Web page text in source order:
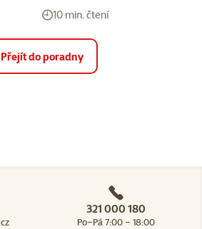
10 min. čtení
Přejít do poradny
321 000 180
Po–Pá 7:00 – 18:00